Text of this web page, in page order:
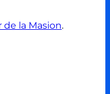
de la Masion.